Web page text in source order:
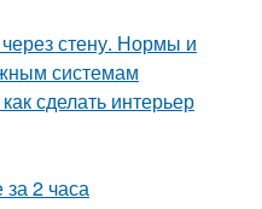
стену. Нормы и
системам
сделать интерьер
2 часа